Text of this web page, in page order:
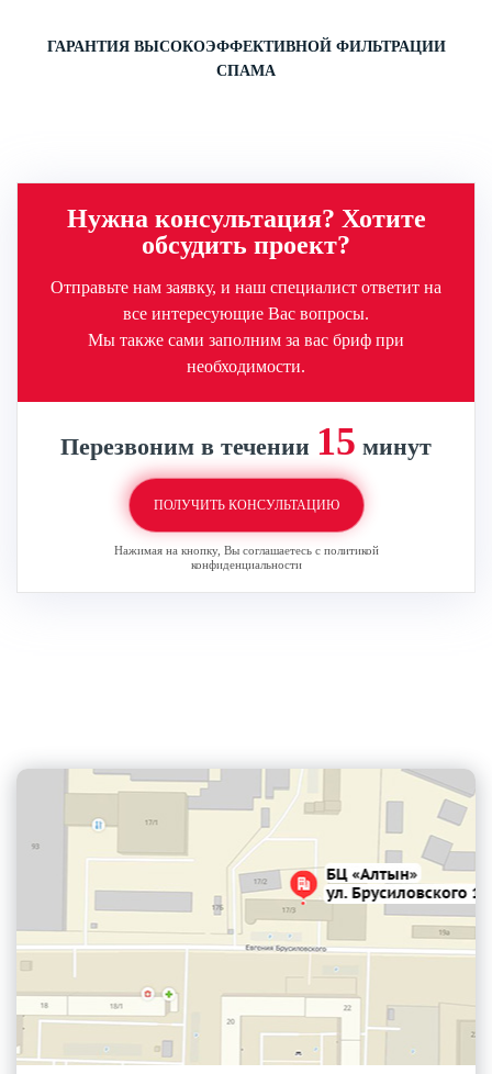
ГАРАНТИЯ ВЫСОКОЭФФЕКТИВНОЙ ФИЛЬТРАЦИИ
СПАМА
Нужна консультация? Хотите
обсудить проект?
Отправьте нам заявку, и наш специалист ответит на
все интересующие Вас вопросы.
Мы также сами заполним за вас бриф при
необходимости.
Перезвоним в течении 15 минут
ПОЛУЧИТЬ КОНСУЛЬТАЦИЮ
Нажимая на кнопку, Вы соглашаетесь с политикой
конфиденциальности